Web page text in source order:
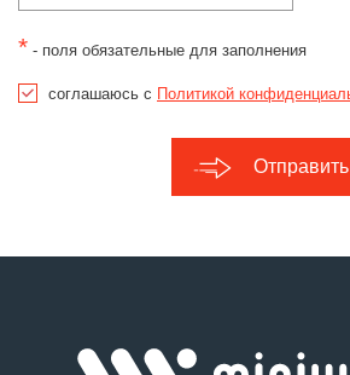
* - поля обязательные для заполнения
соглашаюсь с Политикой
Отправить